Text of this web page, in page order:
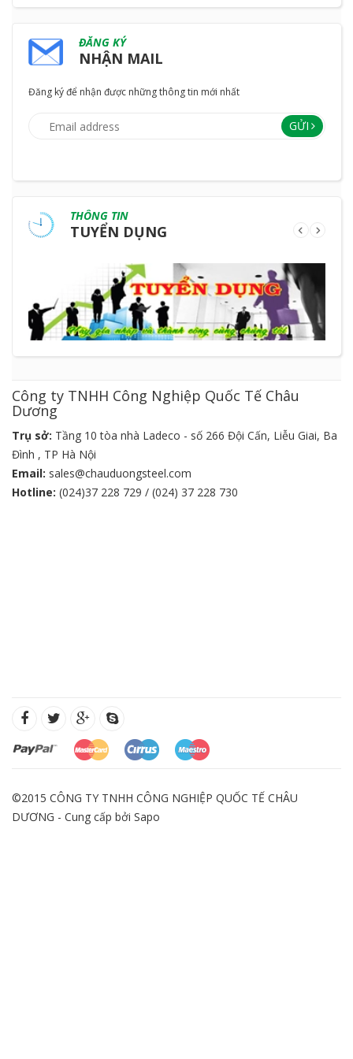
ĐĂNG KÝ
NHẬN MAIL
Đăng ký để nhận được những thông tin mới nhất
GỬI
THÔNG TIN
TUYỂN DỤNG
Công ty TNHH Công Nghiệp Quốc Tế Châu
Dương
Trụ sở: Tầng 10 tòa nhà Ladeco - số 266 Đội Cấn, Liễu Giai, Ba
Đình , TP Hà Nội
Email: sales@chauduongsteel.com
Hotline: (024)37 228 729 / (024) 37 228 730
©2015 CÔNG TY TNHH CÔNG NGHIỆP QUỐC TẾ CHÂU
DƯƠNG - Cung cấp bởi Sapo